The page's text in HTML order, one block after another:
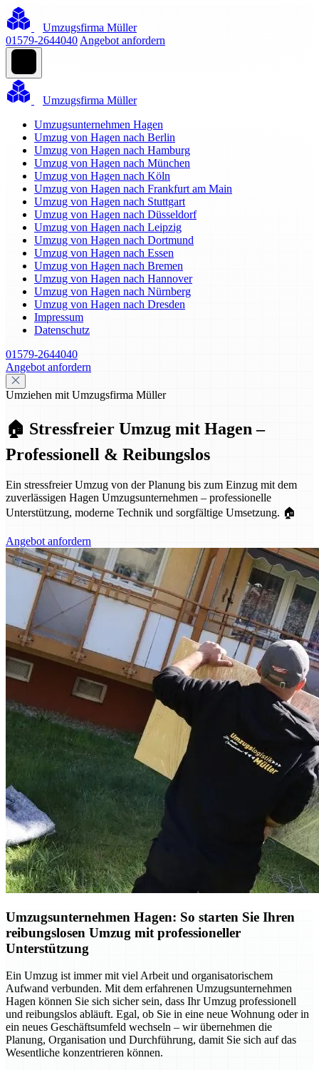
Umzugsfirma Müller
01579-2644040 Angebot anfordern
Umzugsfirma Müller
Umzugsunternehmen Hagen
Umzug von Hagen nach Berlin
Umzug von Hagen nach Hamburg
Umzug von Hagen nach München
Umzug von Hagen nach Köln
Umzug von Hagen nach Frankfurt am Main
Umzug von Hagen nach Stuttgart
Umzug von Hagen nach Düsseldorf
Umzug von Hagen nach Leipzig
Umzug von Hagen nach Dortmund
Umzug von Hagen nach Essen
Umzug von Hagen nach Bremen
Umzug von Hagen nach Hannover
Umzug von Hagen nach Nürnberg
Umzug von Hagen nach Dresden
Impressum
Datenschutz
01579-2644040
Angebot anfordern
Umziehen mit Umzugsfirma Müller
🏠 Stressfreier Umzug mit Hagen –
Professionell & Reibungslos
Ein stressfreier Umzug von der Planung bis zum Einzug mit dem
zuverlässigen Hagen Umzugsunternehmen – professionelle
Unterstützung, moderne Technik und sorgfältige Umsetzung. 🏠
Angebot anfordern
Umzugsunternehmen Hagen: So starten Sie Ihren
reibungslosen Umzug mit professioneller
Unterstützung
Ein Umzug ist immer mit viel Arbeit und organisatorischem
Aufwand verbunden. Mit dem erfahrenen Umzugsunternehmen
Hagen können Sie sich sicher sein, dass Ihr Umzug professionell
und reibungslos abläuft. Egal, ob Sie in eine neue Wohnung oder in
ein neues Geschäftsumfeld wechseln – wir übernehmen die
Planung, Organisation und Durchführung, damit Sie sich auf das
Wesentliche konzentrieren können.